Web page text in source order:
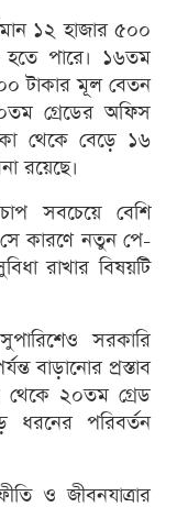
১২ হাজার ৫০০
হতে পারে। ১৬তম
টাকার মূল বেতন
গ্রেডের অফিস
থেকে বেড়ে ১৬
রয়েছে।
সবচেয়ে বেশি
সে কারণে নতুন পে-
রাখার বিষয়টি
সরকারি
বাড়ানোর প্রস্তাব
থেকে ২০তম গ্রেড
ধরনের পরিবর্তন
ও জীবনযাত্রার